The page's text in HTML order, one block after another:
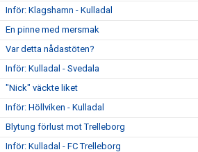
Inför: Klagshamn - Kulladal
En pinne med mersmak
Var detta nådastöten?
Inför: Kulladal - Svedala
"Nick" väckte liket
Inför: Höllviken - Kulladal
Blytung förlust mot Trelleborg
Inför: Kulladal - FC Trelleborg